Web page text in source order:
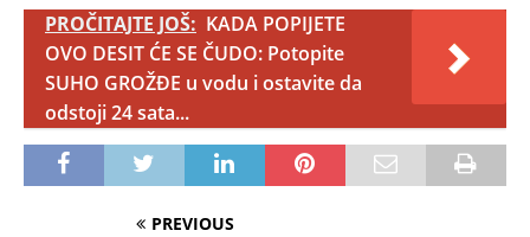
PROČITAJTE JOŠ: KADA POPIJETE
OVO DESIT ĆE SE ČUDO: Potopite
SUHO GROŽĐE u vodu i ostavite da
odstoji 24 sata...
PREVIOUS